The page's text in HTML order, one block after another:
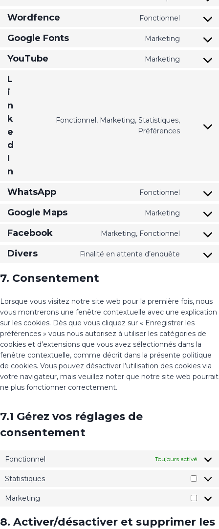
Wordfence Fonctionnel
Google Fonts Marketing
YouTube Marketing
L
i
n
k
e
d
I
n
Fonctionnel, Marketing, Statistiques,
Préférences
WhatsApp Fonctionnel
Google Maps Marketing
Facebook Marketing, Fonctionnel
Divers Finalité en attente d’enquête
7. Consentement
Lorsque vous visitez notre site web pour la première fois, nous
vous montrerons une fenêtre contextuelle avec une explication
sur les cookies. Dès que vous cliquez sur « Enregistrer les
préférences » vous nous autorisez à utiliser les catégories de
cookies et d’extensions que vous avez sélectionnés dans la
fenêtre contextuelle, comme décrit dans la présente politique
de cookies. Vous pouvez désactiver l’utilisation des cookies via
votre navigateur, mais veuillez noter que notre site web pourrait
ne plus fonctionner correctement.
7.1 Gérez vos réglages de
consentement
Fonctionnel Toujours activé
Statistiques
Marketing
8. Activer/désactiver et supprimer les